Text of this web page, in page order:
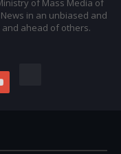
of Mass Media of
in an unbiased and
ahead of others.